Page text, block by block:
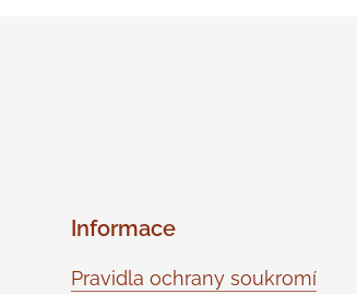
Informace
Pravidla ochrany soukromí